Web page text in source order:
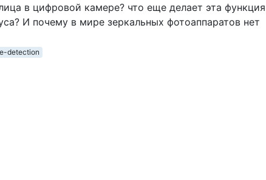
в цифровой камере? что еще делает эта
И почему в мире зеркальных фотоаппаратов нет
detection